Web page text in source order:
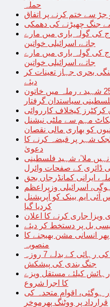
حملہ
جڑ سے ختم کرنے پر اتفاق
جنگ چھیڑنے کی دھمکی
کی گولہ باری میں مارے
جاتے، اسرائیلی خواتین
کی گولہ باری میں مارے
جاتے، اسرائیلی خواتین
نے بحیرہ عرب میں 3 جنگی بحری جہاز تعینات کر
دیئے
غزہ پر بمباری سے مزید 250 شہید ، رملہ میں خاتون
سیاستدان گرفتار
مہم سے ملٹی نیشنل
کو بھاری مالی نقصان
شہر پر قبضہ کرنے کا
دعویٰ
ملا’، شہید فلسطینی
ڈائری کے صفحات وائرل
ایرانی کمانڈرجاں بحق
اسرائیلی وزیراعظم
ایم بینک کو آپریشنل
کردیا گیا
ویزا جاری کرنے کا اعلان
بل پر دستخط کر دیئے
ایک بار پھر انسانی مشن بھیجنے کا
منصوبہ
اسرائیل کی حماس کو 35 قیدیوں کی رہائی کے بدلے 7 روزہ
جنگ بندی کی پیشکش
کیلئے مستقل ویزے
کا اجرا شروع
کی تعداد 20 ہزار ہوگئی، اقوام متحدہ کی
قرارداد پر ووٹنگ پھرموخر